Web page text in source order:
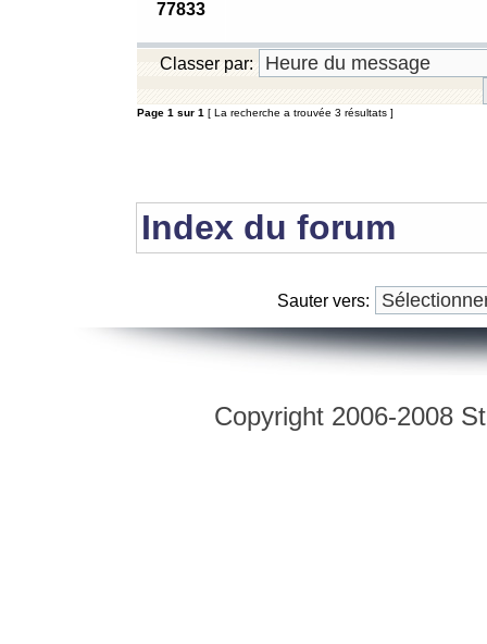
77833
Classer par:
Page 1 sur 1 [ La recherche a trouvée 3 résultats ]
Index du forum
Sauter vers:
Copyright 2006-2008